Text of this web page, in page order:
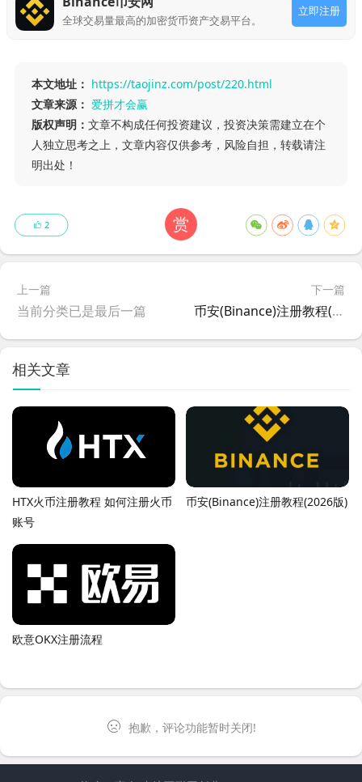
全球交易量最高的加密货币资产交易平台。
立即注册
本文地址： https://taojinz.com/post/220.html
文章来源： 爱拼才会赢
版权声明： 文章不构成任何投资建议，投资决策需建立在个
人独立思考之上，文章内容仅供参考，风险自担，转载请注
明出处！
赏
2
上一篇
当前分类已是最后一篇
下一篇
币安(Binance)注册教程(2026版)
相关文章
HTX火币注册教程 如何注册火币
账号
币安(Binance)注册教程(2026版)
欧意OKX注册流程
抱歉，评论功能暂时关闭!